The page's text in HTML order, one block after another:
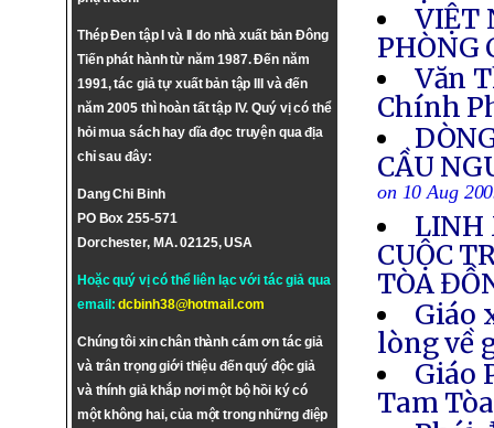
Thép Đen tập I và II do nhà xuất bản Đông
Tiến phát hành từ năm 1987. Đến năm
1991, tác giả tự xuất bản tập III và đến
năm 2005 thì hoàn tất tập IV. Quý vị có thể
hỏi mua sách hay dĩa đọc truyện qua địa
chỉ sau đây:
Dang Chi Binh
PO Box 255-571
Dorchester, MA. 02125, USA
Hoặc quý vị có thể liên lạc với tác giả qua
email:dcbinh38@hotmail.com
Chúng tôi xin chân thành cám ơn tác giả
và trân trọng giới thiệu đến quý độc giả
và thính giả khắp nơi một bộ hồi ký có
một không hai, của một trong những điệp
VIỆT
PHÒNG
Văn
Chính
CẦU
on 10 Aug
LINH
CUỘC
TÒA
Giáo
lòng về
Giáo
Tam Tòa